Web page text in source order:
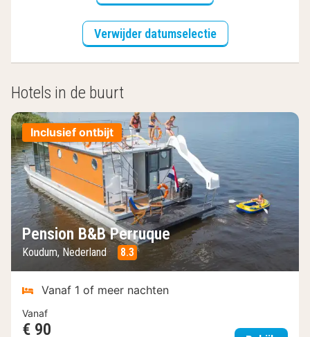
Verwijder datumselectie
Hotels in de buurt
Inclusief ontbijt
Pension B&B Perruque
Koudum, Nederland 8.3
Vanaf 1 of meer nachten
Vanaf
€ 90